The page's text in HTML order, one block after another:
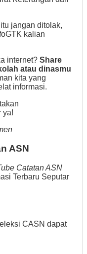
jangan ditolak,
kalian
internet? Share
atau dinasmu
kita yang
informasi.
ya!
ASN
Catatan ASN
Terbaru Seputar
CASN dapat